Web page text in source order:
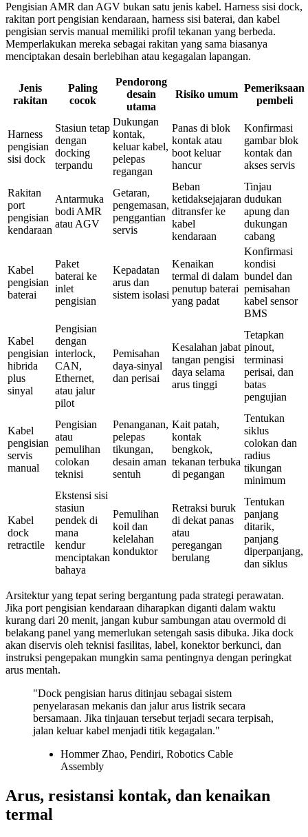
Pengisian AMR dan AGV bukan satu jenis kabel. Harness sisi dock,
rakitan port pengisian kendaraan, harness sisi baterai, dan kabel
pengisian servis manual memiliki profil tekanan yang berbeda.
Memperlakukan mereka sebagai rakitan yang sama biasanya
menciptakan desain berlebihan atau kegagalan lapangan.
Jenis
rakitan
Paling
cocok
Pendorong
desain
utama
Risiko umum
Pemeriksaan
pembeli
Harness
pengisian
sisi dock
Stasiun tetap
dengan
docking
terpandu
Dukungan
kontak,
keluar kabel,
pelepas
regangan
Panas di blok
kontak atau
boot keluar
hancur
Konfirmasi
gambar blok
kontak dan
akses servis
Rakitan
port
pengisian
kendaraan
Antarmuka
bodi AMR
atau AGV
Getaran,
pengemasan,
penggantian
servis
Beban
ketidaksejajaran
ditransfer ke
kabel
kendaraan
Tinjau
dudukan
apung dan
dukungan
cabang
Kabel
pengisian
baterai
Paket
baterai ke
inlet
pengisian
Kepadatan
arus dan
sistem isolasi
Kenaikan
termal di dalam
penutup baterai
yang padat
Konfirmasi
kondisi
bundel dan
pemisahan
kabel sensor
BMS
Kabel
pengisian
hibrida
plus
sinyal
Pengisian
dengan
interlock,
CAN,
Ethernet,
atau jalur
pilot
Pemisahan
daya-sinyal
dan perisai
Kesalahan jabat
tangan pengisi
daya selama
arus tinggi
Tetapkan
pinout,
terminasi
perisai, dan
batas
pengujian
Kabel
pengisian
servis
manual
Pengisian
atau
pemulihan
colokan
teknisi
Penanganan,
pelepas
tikungan,
desain aman
sentuh
Kait patah,
kontak
bengkok,
tekanan terbuka
di pegangan
Tentukan
siklus
colokan dan
radius
tikungan
minimum
Kabel
dock
retractile
Ekstensi sisi
stasiun
pendek di
mana
kendur
menciptakan
bahaya
Pemulihan
koil dan
kelelahan
konduktor
Retraksi buruk
di dekat panas
atau
peregangan
berulang
Tentukan
panjang
ditarik,
panjang
diperpanjang,
dan siklus
Arsitektur yang tepat sering bergantung pada strategi perawatan.
Jika port pengisian kendaraan diharapkan diganti dalam waktu
kurang dari 20 menit, jangan kubur sambungan atau overmold di
belakang panel yang memerlukan setengah sasis dibuka. Jika dock
akan diservis oleh teknisi fasilitas, label, konektor berkunci, dan
instruksi pengepakan mungkin sama pentingnya dengan peringkat
arus mentah.
"Dock pengisian harus ditinjau sebagai sistem
penyelarasan mekanis dan jalur arus listrik secara
bersamaan. Jika tinjauan tersebut terjadi secara terpisah,
jalan keluar kabel menjadi titik kegagalan."
Hommer Zhao, Pendiri, Robotics Cable
Assembly
Arus, resistansi kontak, dan kenaikan
termal